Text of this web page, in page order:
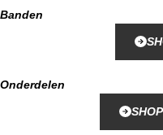
Banden
Onderdelen